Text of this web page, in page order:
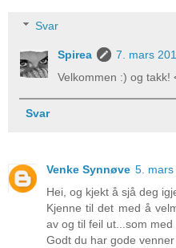
Svar
Spirea
7. mars
Velkommen :) og takk!
Svar
Venke Synnøve 5. mars
Hei, og kjekt å sjå deg
Kjenne til det med å
av og til feil ut...som med
Godt du har gode